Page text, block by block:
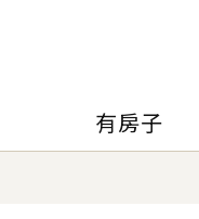
有房子